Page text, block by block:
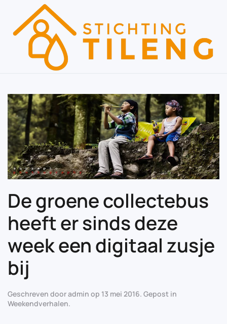
Skip to main content
De groene collectebus
heeft er sinds deze
week een digitaal zusje
bij
Geschreven dooradmin op 13 mei 2016. Gepost in
Weekendverhalen.